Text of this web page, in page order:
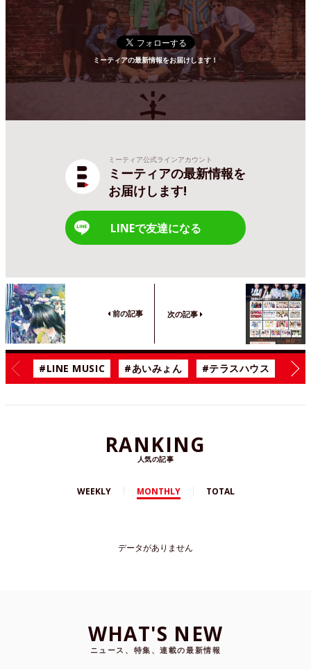
ミーティアの最新情報をお届けします！
ミーティア公式ラインアカウント
ミーティアの最新情報を
お届けします!
LINEで友達になる
前の記事 次の記事
#LINE MUSIC #あいみょん #テラスハウス #漫
RANKING
人気の記事
WEEKLY MONTHLY TOTAL
データがありません
WHAT'S NEW
ニュース、特集、連載の最新情報